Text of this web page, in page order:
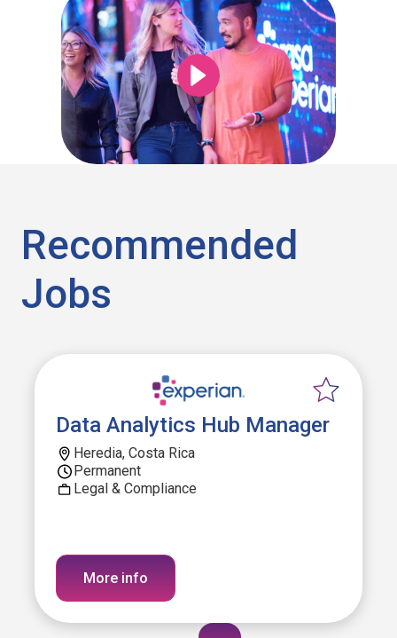
Recommended
Jobs
Data Analytics Hub Manager
Heredia, Costa Rica
Permanent
Legal & Compliance
More info